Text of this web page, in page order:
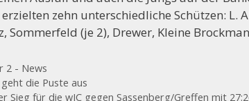
zehn unterschiedliche Schützen: L.
Sommerfeld (je 2), Drewer, Kleine
2 - News
geht die Puste aus
Sieg für die wJC gegen Sassenberg/Greffen mit